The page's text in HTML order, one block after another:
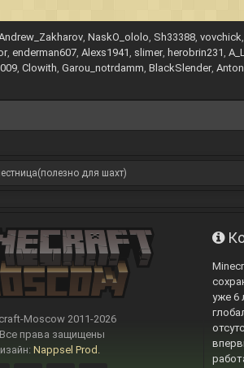
NaskO_ololo Sh33388 vovchick
enderman607 Alexs1941 slimer herobrin231
Clowith Garou_notrdamm BlackSlender
для шахт)
Moscow 2011-2026
права защищены
Nappsel Prod.
уже 6